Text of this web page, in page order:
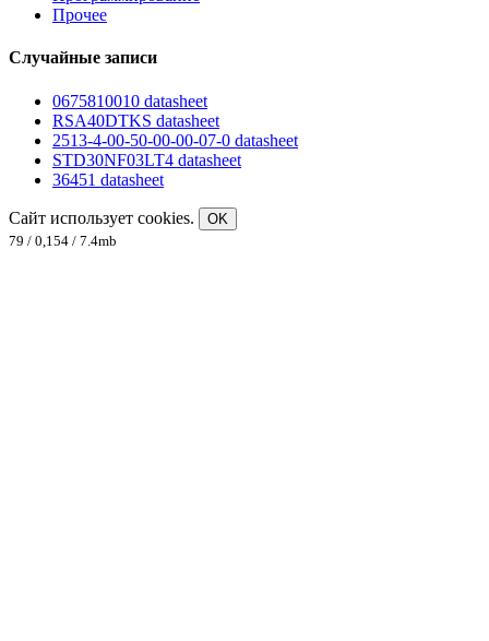
Прочее
Случайные записи
0675810010 datasheet
RSA40DTKS datasheet
2513-4-00-50-00-00-07-0 datasheet
STD30NF03LT4 datasheet
36451 datasheet
Сайт использует cookies.
OK
79 / 0,154 / 7.4mb